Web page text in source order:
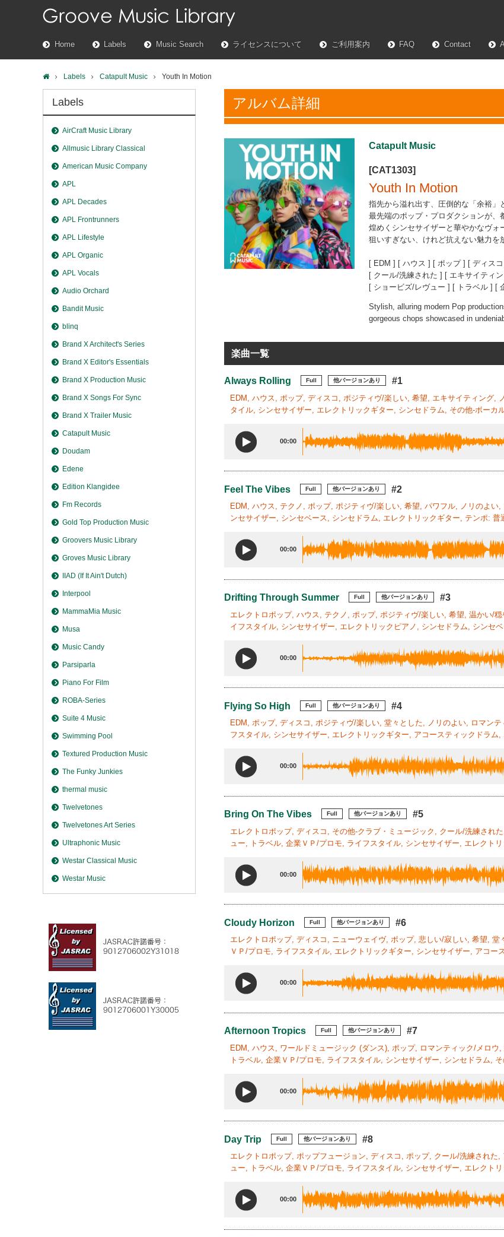
Home Labels Music Search ライセンスについて ご利用案内 FAQ Contact
Labels Catapult Music Youth In Motion
アルバム詳細
Catapult Music
[CAT1303]
Youth In Motion
指先から溢れ出す、圧倒的な「余裕」
最先端のポップ・プロダクションが、
煌めくシンセサイザーと華やかなヴォ
狙いすぎない、けれど抗えない魅力を
[ EDM ] [ ハウス ] [ ポップ ] [ ディスコ
[ クール/洗練された ] [ エキサイティ
[ ショービズ/レヴュー ] [ トラベル ] [
Stylish, alluring modern Pop
gorgeous chops showcased in
楽曲一覧
Always Rolling Full 他バージョンあり #1
EDM, ハウス, ポップ, ディスコ, ポジティヴ/楽しい, 希望, エキサイティング,
タイル, シンセサイザー, エレクトリックギター, シンセドラム, その他-ボーカ
00:00
Feel The Vibes Full 他バージョンあり #2
EDM, ハウス, テクノ, ポップ, ポジティヴ/楽しい, 希望, パワフル, ノリのよ
ンセサイザー, シンセベース, シンセドラム, エレクトリックギター, テンポ: 普
00:00
Drifting Through Summer Full 他バージョンあり #3
エレクトロポップ, ハウス, テクノ, ポップ, ポジティヴ/楽しい, 希望, 温かい/
イフスタイル, シンセサイザー, エレクトリックピアノ, シンセドラム, シンセ
00:00
Flying So High Full 他バージョンあり #4
EDM, ポップ, ディスコ, ポジティヴ/楽しい, 堂々とした, ノリのよい, ロマン
フスタイル, シンセサイザー, エレクトリックギター, アコースティックドラム
00:00
Bring On The Vibes Full 他バージョンあり #5
エレクトロポップ, ディスコ, その他-クラブ・ミュージック, クール/洗練さ
ュー, トラベル, 企業ＶＰ/プロモ, ライフスタイル, シンセサイザー, エレクト
00:00
Cloudy Horizon Full 他バージョンあり #6
エレクトロポップ, ディスコ, ニューウェイヴ, ポップ, 悲しい/寂しい, 希望,
ＶＰ/プロモ, ライフスタイル, エレクトリックギター, シンセサイザー, アコ
00:00
Afternoon Tropics Full 他バージョンあり #7
EDM, ハウス, ワールドミュージック (ダンス), ポップ, ロマンティック/メロ
トラベル, 企業ＶＰ/プロモ, ライフスタイル, シンセサイザー, シンセドラム,
00:00
Day Trip Full 他バージョンあり #8
エレクトロポップ, ポップフュージョン, ディスコ, ポップ, クール/洗練され
ュー, トラベル, 企業ＶＰ/プロモ, ライフスタイル, シンセサイザー, エレクト
00:00
Labels
AirCraft Music Library
Allmusic Library Classical
American Music Company
APL
APL Decades
APL Frontrunners
APL Lifestyle
APL Organic
APL Vocals
Audio Orchard
Bandit Music
blinq
Brand X Architect's Series
Brand X Editor's Essentials
Brand X Production Music
Brand X Songs For Sync
Brand X Trailer Music
Catapult Music
Doudam
Edene
Edition Klangidee
Fm Records
Gold Top Production Music
Groovers Music Library
Groves Music Library
IIAD (If It Ain't Dutch)
Interpool
MammaMia Music
Musa
Music Candy
Parsiparla
Piano For Film
ROBA-Series
Suite 4 Music
Swimming Pool
Textured Production Music
The Funky Junkies
thermal music
Twelvetones
Twelvetones Art Series
Ultraphonic Music
Westar Classical Music
Westar Music